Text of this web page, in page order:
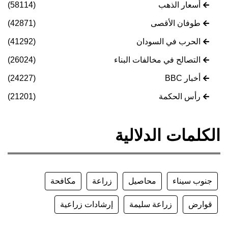
أسعار الذهب (58114)
طوفان الأقصى (42871)
الحرب في السودان (41292)
التصالح في مخالفات البناء (26024)
أخبار BBC (24227)
رأس الحكمة (21201)
الكلمات الدلالية
جنوب سيناء محاصيل زراعة مكافحة
قوارض زراعة سليمة إرشادات زراعية